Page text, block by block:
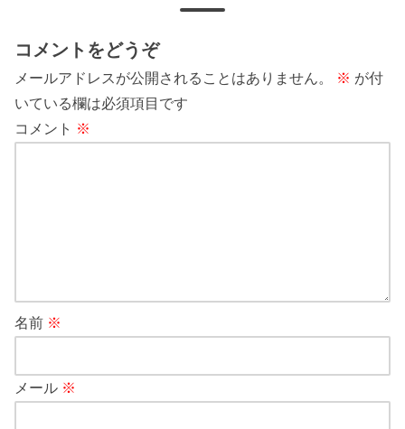
コメントをどうぞ
メールアドレスが公開されることはありません。 ※ が付
いている欄は必須項目です
コメント ※
名前 ※
メール ※